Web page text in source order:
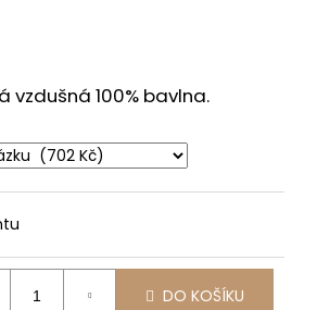
100% bavlna.
DO KOŠÍKU